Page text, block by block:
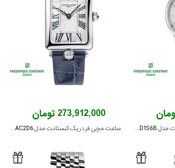
ساعت مچی فردریک کنستانت مدل FC-206MPWD1S6B
273,912,000 تومان
ساعت مچی فردریک کنستانت مدل FC-200MPW2AC2D6